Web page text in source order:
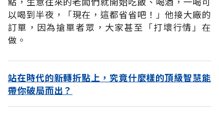
以喝到半夜，「現在，這都省省吧！」他接大廠的
訂單，因為搶單者眾，大家甚至「打壞行情」在
做。
站在時代的新轉折點上，究竟什麼樣的頂級智慧能
帶你破局而出？